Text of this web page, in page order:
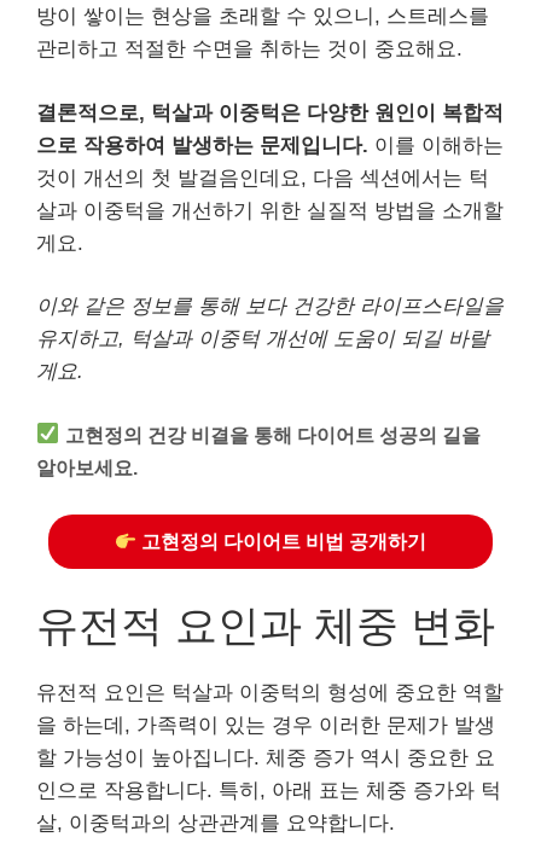
방이 쌓이는 현상을 초래할 수 있으니, 스트레스를
관리하고 적절한 수면을 취하는 것이 중요해요.
결론적으로, 턱살과 이중턱은 다양한 원인이 복합적
으로 작용하여 발생하는 문제입니다. 이를 이해하는
것이 개선의 첫 발걸음인데요, 다음 섹션에서는 턱
살과 이중턱을 개선하기 위한 실질적 방법을 소개할
게요.
이와 같은 정보를 통해 보다 건강한 라이프스타일을
유지하고, 턱살과 이중턱 개선에 도움이 되길 바랄
게요.
고현정의 건강 비결을 통해 다이어트 성공의 길을
알아보세요.
고현정의 다이어트 비법 공개하기
유전적 요인과 체중 변화
유전적 요인은 턱살과 이중턱의 형성에 중요한 역할
을 하는데, 가족력이 있는 경우 이러한 문제가 발생
할 가능성이 높아집니다. 체중 증가 역시 중요한 요
인으로 작용합니다. 특히, 아래 표는 체중 증가와 턱
살, 이중턱과의 상관관계를 요약합니다.